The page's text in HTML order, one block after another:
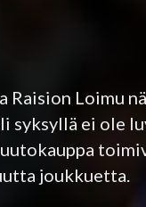
Raision Loimu
syksyllä ei ole
joukkuetta.